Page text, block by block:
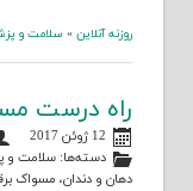
روزنه آنلاین » سلامت و
راه درست
12 ژوئن 2017
دسته‌ها:سلامت و
دهان و دندان، مسواک